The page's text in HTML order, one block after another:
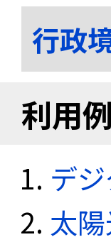
行政
利用例
デ
太